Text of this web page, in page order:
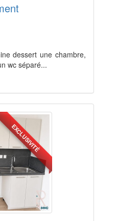
dessert une chambre,
wc séparé...
EXCLUSIVITÉ